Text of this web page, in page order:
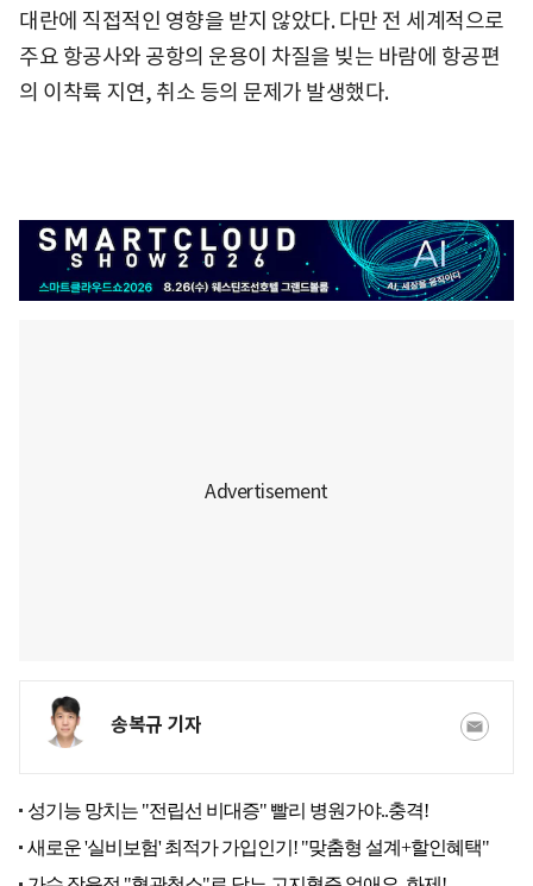
대란에 직접적인 영향을 받지 않았다. 다만 전 세계적으로
주요 항공사와 공항의 운용이 차질을 빚는 바람에 항공편
의 이착륙 지연, 취소 등의 문제가 발생했다.
송복규 기자